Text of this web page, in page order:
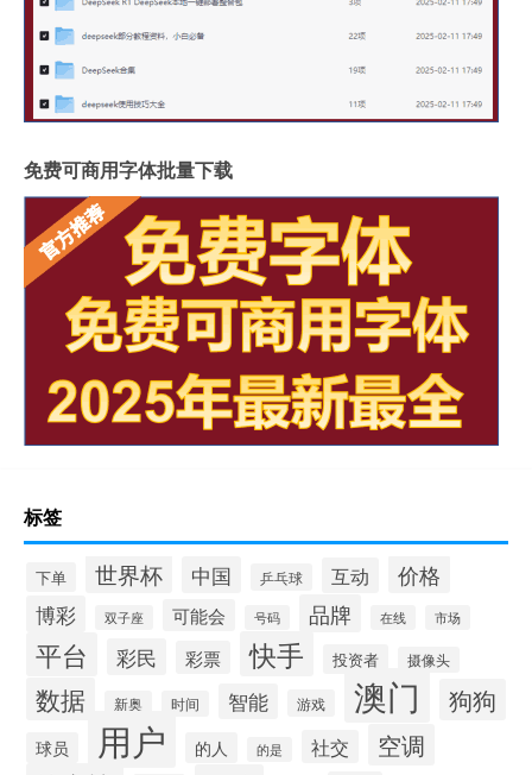
免费可商用字体批量下载
标签
下单 世界杯 中国 乒乓球 互动 价格
博彩 双子座 可能会 号码 品牌 在线 市场
平台 彩民 彩票 快手 投资者 摄像头
数据 新奥 时间 智能 游戏 澳门 狗狗
球员 用户 的人 的是 社交 空调